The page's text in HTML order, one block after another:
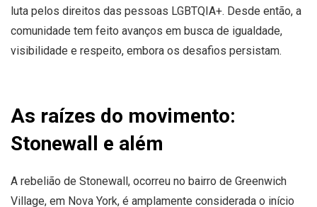
luta pelos direitos das pessoas LGBTQIA+. Desde então, a
comunidade tem feito avanços em busca de igualdade,
visibilidade e respeito, embora os desafios persistam.
As raízes do movimento:
Stonewall e além
A rebelião de Stonewall, ocorreu no bairro de Greenwich
Village, em Nova York, é amplamente considerada o início